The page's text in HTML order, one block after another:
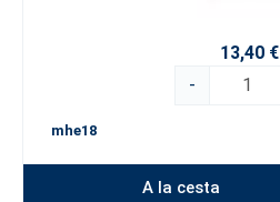
13,40 €
-
mhe18
A la cesta